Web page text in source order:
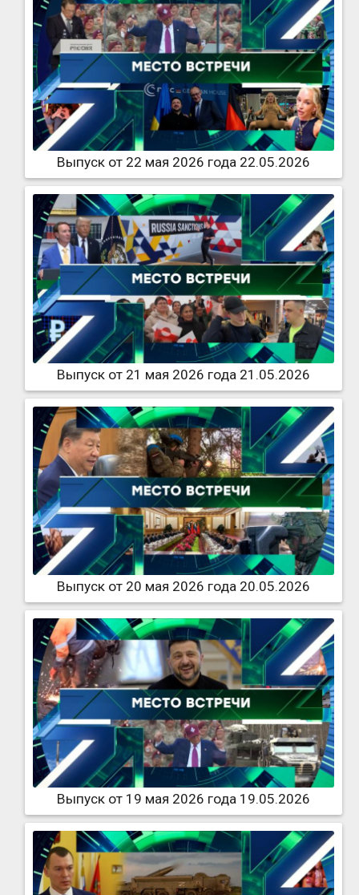
Выпуск от 22 мая 2026 года 22.05.2026
Выпуск от 21 мая 2026 года 21.05.2026
Выпуск от 20 мая 2026 года 20.05.2026
Выпуск от 19 мая 2026 года 19.05.2026